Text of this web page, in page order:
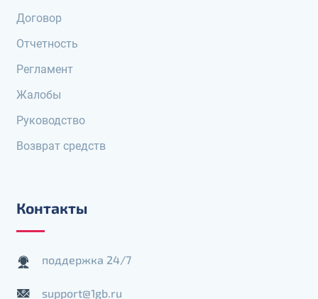
Договор
Отчетность
Регламент
Жалобы
Руководство
Возврат средств
Контакты
поддержка 24/7
support@1gb.ru